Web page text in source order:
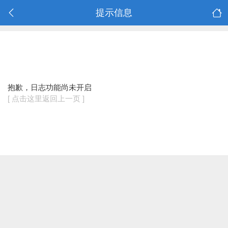
提示信息
抱歉，日志功能尚未开启
[ 点击这里返回上一页 ]